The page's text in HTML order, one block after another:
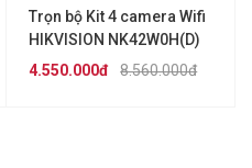
Trọn bộ Kit 4 camera Wifi
HIKVISION NK42W0H(D)
8.560.000đ
4.550.000đ